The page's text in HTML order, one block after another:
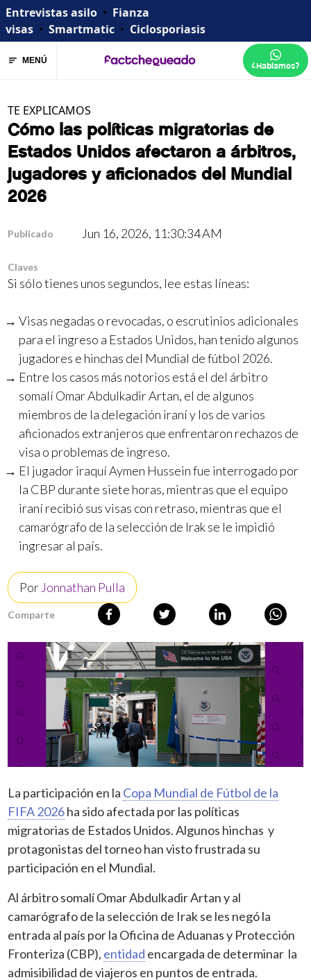
Entrevistas asilo • Fianza
visas • Smartmatic • Ciclosporiasis
MENÚ ¿Hablamos?
TE EXPLICAMOS
Cómo las políticas migratorias de
Estados Unidos afectaron a árbitros,
jugadores y aficionados del Mundial
2026
Publicado Jun 16, 2026, 11:30:34 AM
Claves
Si sólo tienes unos segundos, lee estas líneas:
Visas negadas o revocadas, o escrutinios adicionales
para el ingreso a Estados Unidos, han tenido algunos
jugadores e hinchas del Mundial de fútbol 2026.
Entre los casos más notorios está el del árbitro
somalí Omar Abdulkadir Artan, el de algunos
miembros de la delegación iraní y los de varios
aficionados extranjeros que enfrentaron rechazos de
visa o problemas de ingreso.
El jugador iraquí Aymen Hussein fue interrogado por
la CBP durante siete horas, mientras que el equipo
iraní recibió sus visas con retraso, mientras que el
camarógrafo de la selección de Irak se le impidió
ingresar al país.
Por Jonnathan Pulla
Comparte
La participación en la Copa Mundial de Fútbol de la
FIFA 2026ha sido afectada por las políticas
migratorias de Estados Unidos. Algunos hinchas y
protagonistas del torneo han visto frustrada su
participación en el Mundial.
Al árbitro somalí Omar Abdulkadir Artan y al
camarógrafo de la selección de Irak se les negó la
entrada al país por la Oficina de Aduanas y Protección
Fronteriza (CBP), entidad encargada de determinar la
admisibilidad de viajeros en puntos de entrada.